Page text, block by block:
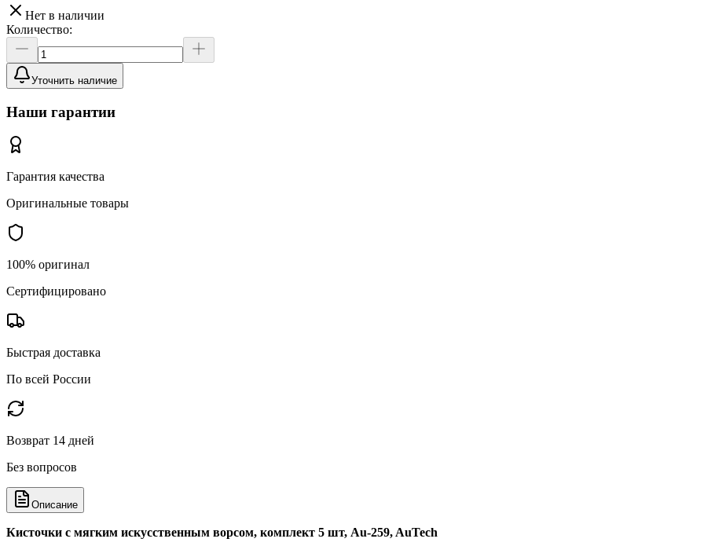
Нет в наличии
Количество:
Уточнить наличие
Наши гарантии
Гарантия качества
Оригинальные товары
100% оригинал
Сертифицировано
Быстрая доставка
По всей России
Возврат 14 дней
Без вопросов
Описание
Кисточки с мягким искусственным ворсом, комплект 5 шт, Au-259, AuTech